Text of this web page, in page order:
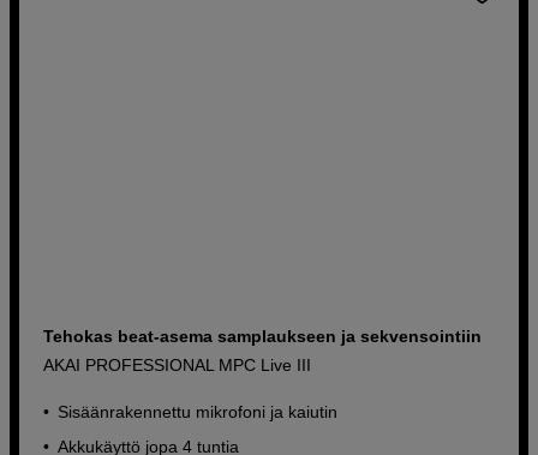
Tehokas beat-asema samplaukseen ja sekvensointiin
AKAI PROFESSIONAL MPC Live III
Sisäänrakennettu mikrofoni ja kaiutin
Akkukäyttö jopa 4 tuntia